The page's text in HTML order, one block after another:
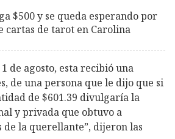
$500 y se queda esperando por
cartas de tarot en Carolina
de agosto, esta recibió una
de una persona que le dijo que si
de $601.39 divulgaría la
y privada que obtuvo a
de la querellante”, dijeron las